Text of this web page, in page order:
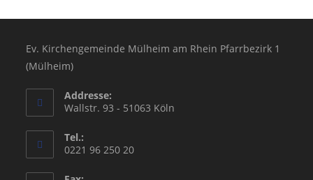
Ev. Kirchengemeinde Mülheim am Rhein Pfarrbezirk 1
(Mülheim)
Addresse:
Wallstr. 93 - 51063 Köln
Tel.:
0221 96 250 20